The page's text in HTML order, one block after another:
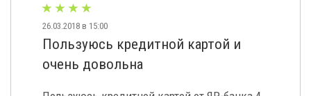
26.03.2018 в 15:00
Пользуюсь кредитной картой и
очень довольна